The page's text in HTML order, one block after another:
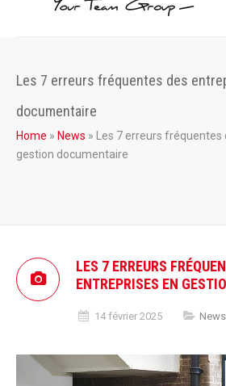
Les 7 erreurs fréquentes des
documentaire
Home » News » Les 7 erreurs
gestion documentaire
LES 7 ERREURS
ENTREPRISES EN
14 février 2025 News